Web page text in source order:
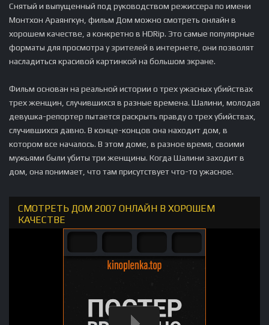
Снятый и выпущенный под руководством режиссера по имени
Монтхон Араянгкун, фильм Дом можно смотреть онлайн в
хорошем качестве, а конкретно в HDRip. Это самые популярные
форматы для просмотра у зрителей в интернете, они позволят
насладиться красивой картинкой на большом экране.
Фильм основан на реальной истории о трех ужасных убийствах
трех женщин, случившихся в разные времена. Шалини, молодая
девушка-репортер пытается раскрыть правду о трех убийствах,
случившихся давно. В конце-концов она находит дом, в
котором все началось. В этом доме, в разное время, своими
мужьями были убиты три женщины. Когда Шалини заходит в
дом, она понимает, что там присутствует что-то ужасное.
СМОТРЕТЬ ДОМ 2007 ОНЛАЙН В ХОРОШЕМ
КАЧЕСТВЕ